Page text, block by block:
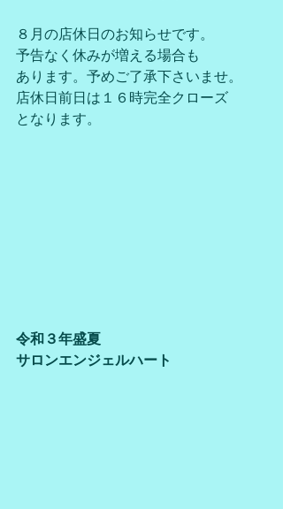
８月の店休日のお知らせです。
予告なく休みが増える場合も
あります。予めご了承下さいませ。
店休日前日は１６時完全クローズ
となります。
令和３年盛夏
サロンエンジェルハート